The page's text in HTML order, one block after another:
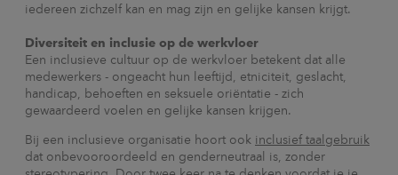
iedereen zichzelf kan en mag zijn en gelijke kansen krijgt.
Diversiteit en inclusie op de werkvloer
Een inclusieve cultuur op de werkvloer betekent dat alle
medewerkers - ongeacht hun leeftijd, etniciteit, geslacht,
handicap, behoeften en seksuele oriëntatie - zich
gewaardeerd voelen en gelijke kansen krijgen.
Bij een inclusieve organisatie hoort ook inclusief taalgebruik
dat onbevooroordeeld en genderneutraal is, zonder